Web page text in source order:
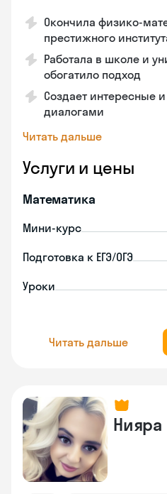
Окончила физико-
престижного
Работала в школе и
обогатило подход
Создает интересные
диалогами
Читать дальше
Услуги и цены
Математика
Мини-курс
Подготовка к ЕГЭ/ОГЭ
Уроки
Читать дальше
Нияра